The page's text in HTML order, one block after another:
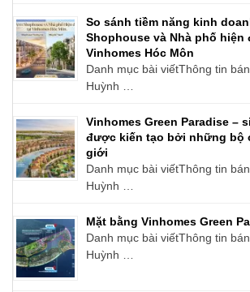
So sánh tiềm năng kinh
Shophouse và Nhà phố hiện
Vinhomes Hóc Môn
Danh mục bài viếtThông tin
Huỳnh …
Vinhomes Green Paradise –
được kiến tạo bởi những bộ
giới
Danh mục bài viếtThông tin
Huỳnh …
Mặt bằng Vinhomes Green
Danh mục bài viếtThông tin
Huỳnh …